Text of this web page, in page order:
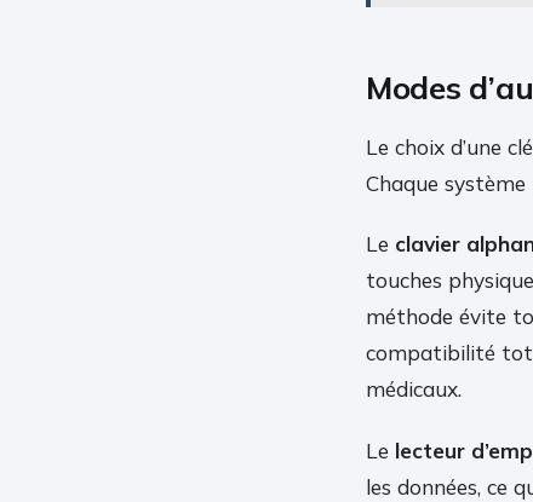
Modes
Le choix d’une
Chaque système
Le clavier
touches
méthode évite
compatibilité
médicaux.
Le lecteur
les données, ce